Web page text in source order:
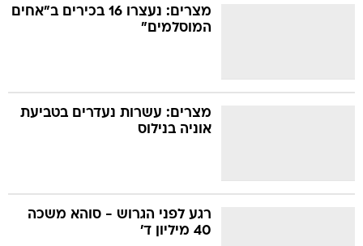
מצרים: נעצרו 16 בכירים ב"אחים
המוסלמים"
מצרים: עשרות נעדרים בטביעת
אוניה בנילוס
רגע לפני הגרוש - סוהא משכה
40 מיליון ד'